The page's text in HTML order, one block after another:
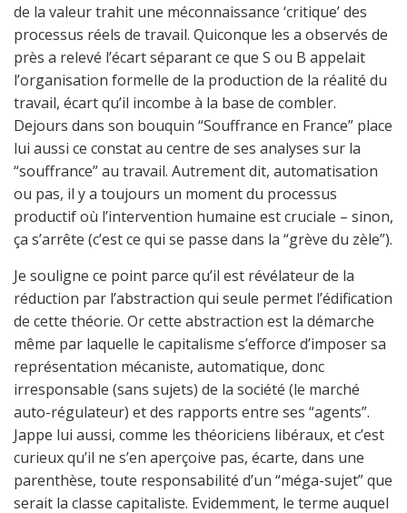
de la valeur trahit une méconnaissance ‘critique’ des
processus réels de travail. Quiconque les a observés de
près a relevé l’écart séparant ce que S ou B appelait
l’organisation formelle de la production de la réalité du
travail, écart qu’il incombe à la base de combler.
Dejours dans son bouquin “Souffrance en France” place
lui aussi ce constat au centre de ses analyses sur la
“souffrance” au travail. Autrement dit, automatisation
ou pas, il y a toujours un moment du processus
productif où l’intervention humaine est cruciale – sinon,
ça s’arrête (c’est ce qui se passe dans la “grève du zèle”).
Je souligne ce point parce qu’il est révélateur de la
réduction par l’abstraction qui seule permet l’édification
de cette théorie. Or cette abstraction est la démarche
même par laquelle le capitalisme s’efforce d’imposer sa
représentation mécaniste, automatique, donc
irresponsable (sans sujets) de la société (le marché
auto-régulateur) et des rapports entre ses “agents”.
Jappe lui aussi, comme les théoriciens libéraux, et c’est
curieux qu’il ne s’en aperçoive pas, écarte, dans une
parenthèse, toute responsabilité d’un “méga-sujet” que
serait la classe capitaliste. Evidemment, le terme auquel